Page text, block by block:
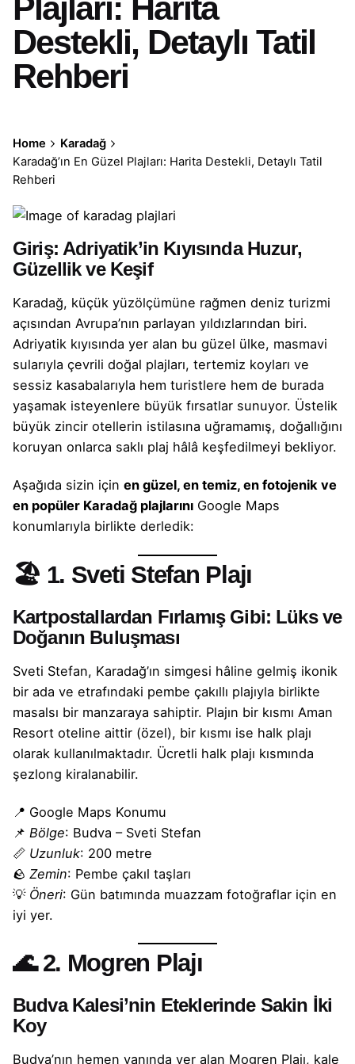
Plajları: Harita
Destekli, Detaylı Tatil
Rehberi
Home
Karadağ
Karadağ’ın En Güzel Plajları: Harita Destekli, Detaylı Tatil
Rehberi
Giriş: Adriyatik’in Kıyısında Huzur,
Güzellik ve Keşif
Karadağ, küçük yüzölçümüne rağmen deniz turizmi
açısından Avrupa’nın parlayan yıldızlarından biri.
Adriyatik kıyısında yer alan bu güzel ülke, masmavi
sularıyla çevrili doğal plajları, tertemiz koyları ve
sessiz kasabalarıyla hem turistlere hem de burada
yaşamak isteyenlere büyük fırsatlar sunuyor. Üstelik
büyük zincir otellerin istilasına uğramamış, doğallığını
koruyan onlarca saklı plaj hâlâ keşfedilmeyi bekliyor.
Aşağıda sizin için en güzel, en temiz, en fotojenik ve
en popüler Karadağ plajlarını Google Maps
konumlarıyla birlikte derledik:
🏖️ 1. Sveti Stefan Plajı
Kartpostallardan Fırlamış Gibi: Lüks ve
Doğanın Buluşması
Sveti Stefan, Karadağ’ın simgesi hâline gelmiş ikonik
bir ada ve etrafındaki pembe çakıllı plajıyla birlikte
masalsı bir manzaraya sahiptir. Plajın bir kısmı Aman
Resort oteline aittir (özel), bir kısmı ise halk plajı
olarak kullanılmaktadır. Ücretli halk plajı kısmında
şezlong kiralanabilir.
📍 Google Maps Konumu
📌 Bölge: Budva – Sveti Stefan
📏 Uzunluk: 200 metre
🪨 Zemin: Pembe çakıl taşları
💡 Öneri: Gün batımında muazzam fotoğraflar için en
iyi yer.
🌊2. Mogren Plajı
Budva Kalesi’nin Eteklerinde Sakin İki
Koy
Budva’nın hemen yanında yer alan Mogren Plajı, kale